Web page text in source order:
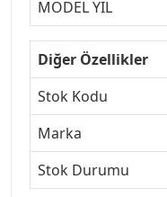
MODEL YIL
Diğer Özellikler
Stok Kodu
Marka
Stok Durumu